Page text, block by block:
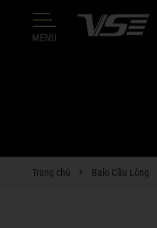
MENU
Trang chủ Balo Cầu Lông